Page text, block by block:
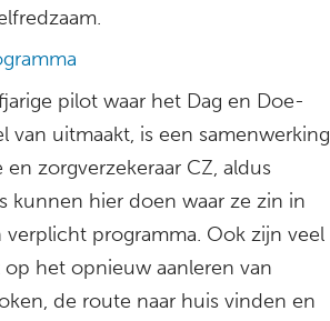
pilot waar het Dag en Doe-
van uitmaakt, is een samenwerking
zorgverzekeraar CZ, aldus
kunnen hier doen waar ze zin in
verplicht programma. Ook zijn veel
het opnieuw aanleren van
de route naar huis vinden en